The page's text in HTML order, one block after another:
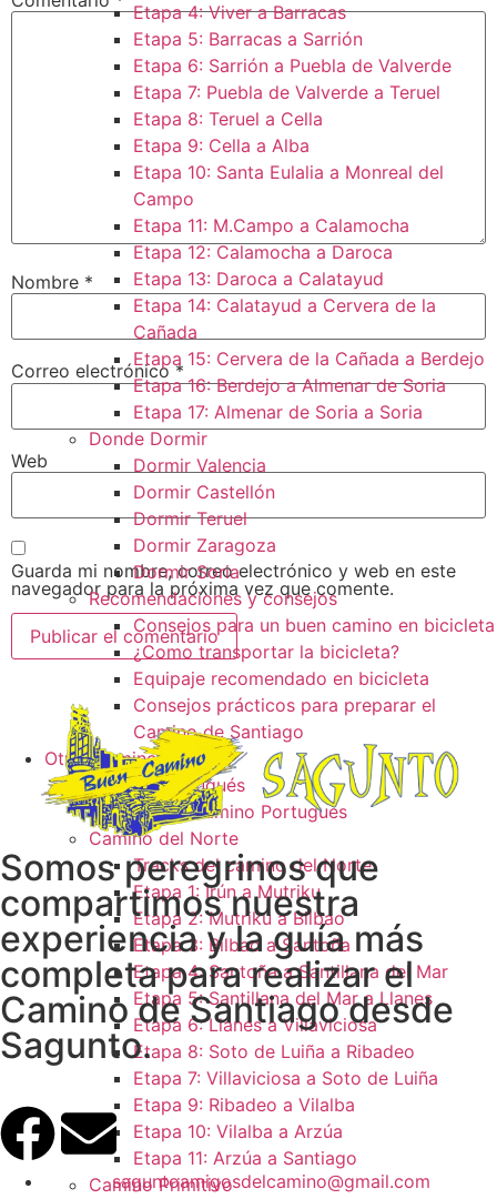
Etapa 4: Viver a Barracas
Etapa 5: Barracas a Sarrión
Etapa 6: Sarrión a Puebla de Valverde
Etapa 7: Puebla de Valverde a Teruel
Etapa 8: Teruel a Cella
Etapa 9: Cella a Alba
Etapa 10: Santa Eulalia a Monreal del
Campo​
Etapa 11: M.Campo a Calamocha​
Etapa 12: Calamocha a Daroca ​
Etapa 13: Daroca a Calatayud
Etapa 14: Calatayud a Cervera de la
Cañada​
Etapa 15: Cervera de la Cañada a Berdejo
Etapa 16: Berdejo a Almenar de Soria
Etapa 17: Almenar de Soria a Soria ​
Donde Dormir
Dormir Valencia
Dormir Castellón
Dormir Teruel
Dormir Zaragoza
Dormir Soria
Recomendaciones y consejos
Consejos para un buen camino en bicicleta
¿Como transportar la bicicleta?
Equipaje recomendado en bicicleta
Consejos prácticos para preparar el
Camino de Santiago
Otros caminos
Camino Portugués
Tracks camino Portugués
Camino del Norte
Tracks del camino del Norte
Etapa 1: Irún a Mutriku
Etapa 2: Mutriku a Bilbao
Etapa 3: Bilbao a Santoña
Etapa 4: Santoña a Santillana del Mar
Etapa 5: Santillana del Mar a Llanes
Etapa 6: Llanes a Villaviciosa
Etapa 8: Soto de Luiña a Ribadeo
Etapa 7: Villaviciosa a Soto de Luiña
Etapa 9: Ribadeo a Vilalba
Etapa 10: Vilalba a Arzúa
Etapa 11: Arzúa a Santiago
Camino Primitivo
Nombre *
Correo electrónico*
Web
Guarda mi nombre, correo electrónico y web en este
navegador para la próxima vez que comente.
Somos peregrinos que
compartimos nuestra
experiencia y la guía más
completa para realizar el
Camino de Santiago desde
Sagunto.
saguntoamigosdelcamino@gmail.com